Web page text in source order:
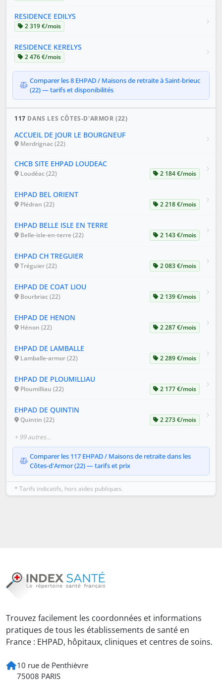
RESIDENCE EDILYS
2 319 €/mois
RESIDENCE KERELYS
2 476 €/mois
Comparer les 8 EHPAD / Maisons de retraite à Saint-brieuc
(22) — tarifs et disponibilités
117 DANS LES CÔTES-D'ARMOR (22)
ACCUEIL DE JOUR LE BOURGNEUF
Merdrignac (22)
CHCB SITE EHPAD LOUDEAC
Loudéac (22) 2 184 €/mois
EHPAD BEL ORIENT
Plédran (22) 2 218 €/mois
EHPAD BELLE ISLE EN TERRE
Belle-isle-en-terre (22) 2 143 €/mois
EHPAD CH TREGUIER
Tréguier (22) 2 083 €/mois
EHPAD DE COAT LIOU
Bourbriac (22) 2 139 €/mois
EHPAD DE HENON
Hénon (22) 2 287 €/mois
EHPAD DE LAMBALLE
Lamballe-armor (22) 2 289 €/mois
EHPAD DE PLOUMILLIAU
Ploumilliau (22) 2 177 €/mois
EHPAD DE QUINTIN
Quintin (22) 2 273 €/mois
+ 99 autres…
Comparer les 117 EHPAD / Maisons de retraite dans les
Côtes-d'Armor (22) — tarifs et prix
* Tarifs indicatifs, hors aides publiques.
Trouvez facilement les coordonnées et informations
pratiques de tous les établissements de santé en
France : EHPAD, hôpitaux, cliniques et centres de soins.
10 rue de Penthièvre
75008 PARIS